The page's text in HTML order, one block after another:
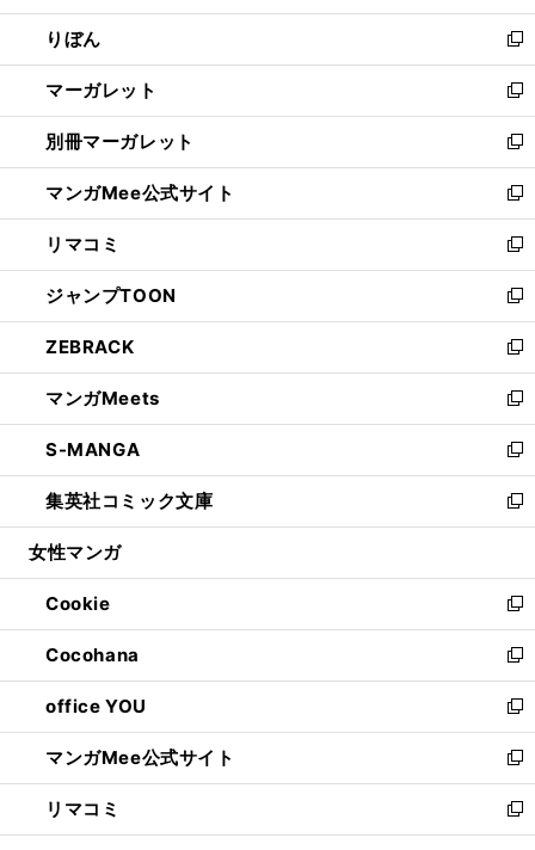
開
く
ウ
で
開
く
ン
ド
ウ
で
開
く
ウ
ィ
ン
ド
ウ
で
開
く
りぼん
新
し
い
ウ
ィ
ン
ド
ウ
で
開
く
マーガレット
新
し
い
ウ
ィ
ン
ド
ウ
で
開
く
別冊マーガレット
新
し
い
ウ
ィ
ン
ド
ウ
で
開
く
マンガMee公式サイト
新
し
い
ウ
ィ
ン
ド
ウ
で
開
く
リマコミ
新
し
い
ウ
ィ
ン
ド
ウ
で
開
く
ジャンプTOON
新
し
い
ウ
ィ
ン
ド
ウ
で
開
ZEBRACK
新
し
い
ウ
ィ
ン
ド
ウ
開
く
マンガMeets
新
し
い
ウ
ィ
ン
ウ
で
開
く
S-MANGA
新
し
い
ウ
ン
ド
ウ
で
開
く
集英社コミック文庫
新
し
ウ
ィ
ン
ド
ウ
で
開
く
女性マンガ
Cookie
新
し
い
ウ
ィ
ン
ド
ウ
で
開
Cocohana
新
し
い
ウ
ィ
ン
ド
ウ
office YOU
新
し
い
ウ
ィ
ン
マンガMee公式サイト
新
し
い
ウ
リマコミ
新
し